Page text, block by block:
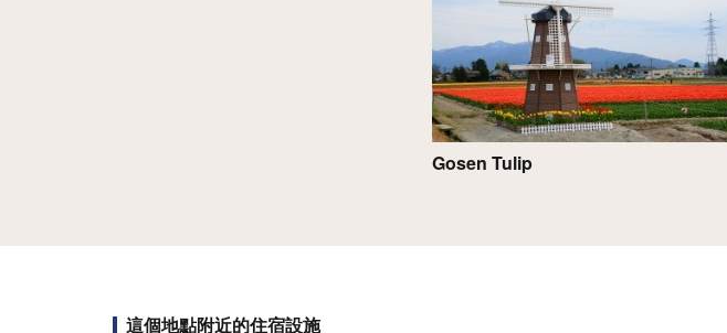
Gosen Tulip
這個地點附近的住宿設施